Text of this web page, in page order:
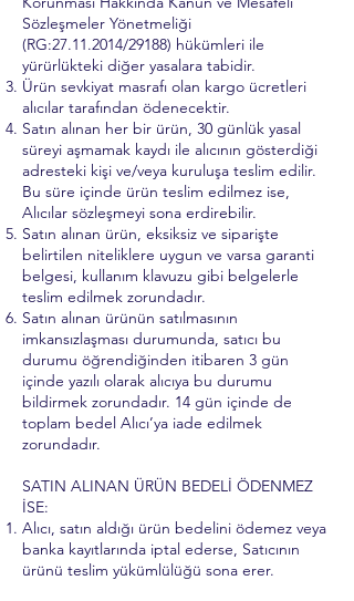
Sözleşmeler Yönetmeliği
(RG:27.11.2014/29188) hükümleri ile
yürürlükteki diğer yasalara tabidir.
Ürün sevkiyat masrafı olan kargo ücretleri
alıcılar tarafından ödenecektir.
Satın alınan her bir ürün, 30 günlük yasal
süreyi aşmamak kaydı ile alıcının gösterdiği
adresteki kişi ve/veya kuruluşa teslim edilir.
Bu süre içinde ürün teslim edilmez ise,
Alıcılar sözleşmeyi sona erdirebilir.
Satın alınan ürün, eksiksiz ve siparişte
belirtilen niteliklere uygun ve varsa garanti
belgesi, kullanım klavuzu gibi belgelerle
teslim edilmek zorundadır.
Satın alınan ürünün satılmasının
imkansızlaşması durumunda, satıcı bu
durumu öğrendiğinden itibaren 3 gün
içinde yazılı olarak alıcıya bu durumu
bildirmek zorundadır. 14 gün içinde de
toplam bedel Alıcı’ya iade edilmek
zorundadır.
SATIN ALINAN ÜRÜN BEDELİ ÖDENMEZ
İSE:
Alıcı, satın aldığı ürün bedelini ödemez veya
banka kayıtlarında iptal ederse, Satıcının
ürünü teslim yükümlülüğü sona erer.